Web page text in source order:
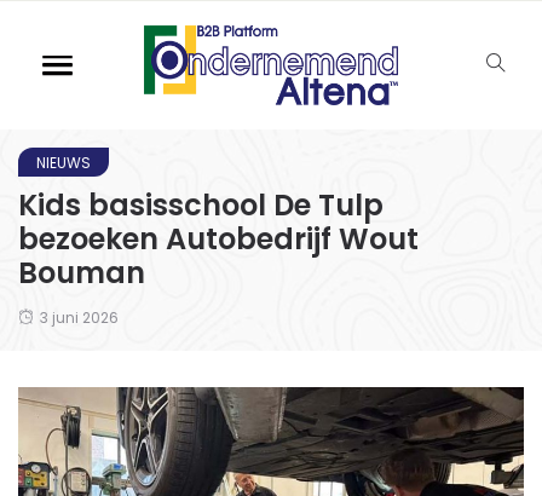
NIEUWS
Kids basisschool De Tulp
bezoeken Autobedrijf Wout
Bouman
3 juni 2026